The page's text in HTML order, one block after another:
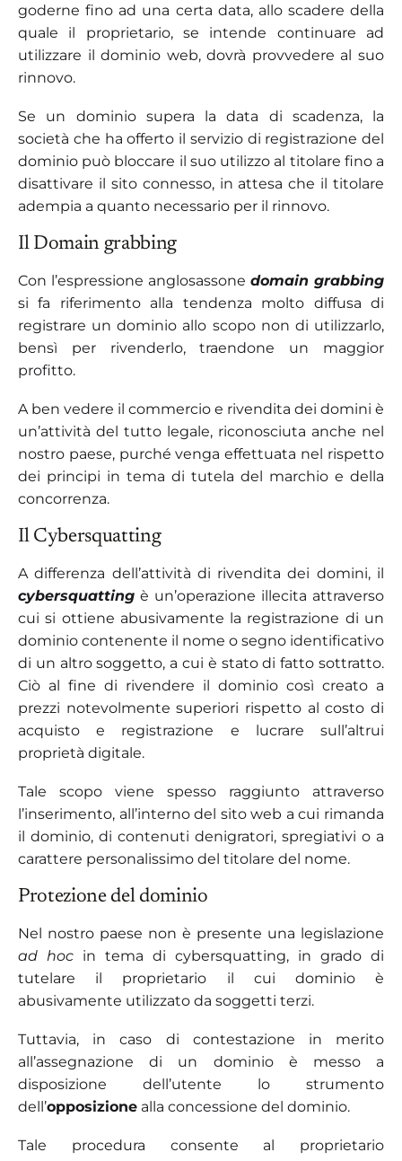
goderne fino ad una certa data, allo scadere della
quale il proprietario, se intende continuare ad
utilizzare il dominio web, dovrà provvedere al suo
rinnovo.
Se un dominio supera la data di scadenza, la
società che ha offerto il servizio di registrazione del
dominio può bloccare il suo utilizzo al titolare fino a
disattivare il sito connesso, in attesa che il titolare
adempia a quanto necessario per il rinnovo.
Il Domain grabbing
Con l’espressione anglosassone domain grabbing
si fa riferimento alla tendenza molto diffusa di
registrare un dominio allo scopo non di utilizzarlo,
bensì per rivenderlo, traendone un maggior
profitto.
A ben vedere il commercio e rivendita dei domini è
un’attività del tutto legale, riconosciuta anche nel
nostro paese, purché venga effettuata nel rispetto
dei principi in tema di tutela del marchio e della
concorrenza.
Il Cybersquatting
A differenza dell’attività di rivendita dei domini, il
cybersquatting è un’operazione illecita attraverso
cui si ottiene abusivamente la registrazione di un
dominio contenente il nome o segno identificativo
di un altro soggetto, a cui è stato di fatto sottratto.
Ciò al fine di rivendere il dominio così creato a
prezzi notevolmente superiori rispetto al costo di
acquisto e registrazione e lucrare sull’altrui
proprietà digitale.
Tale scopo viene spesso raggiunto attraverso
l’inserimento, all’interno del sito web a cui rimanda
il dominio, di contenuti denigratori, spregiativi o a
carattere personalissimo del titolare del nome.
Protezione del dominio
Nel nostro paese non è presente una legislazione
ad hoc in tema di cybersquatting, in grado di
tutelare il proprietario il cui dominio è
abusivamente utilizzato da soggetti terzi.
Tuttavia, in caso di contestazione in merito
all’assegnazione di un dominio è messo a
disposizione dell’utente lo strumento
dell’opposizione alla concessione del dominio.
Tale procedura consente al proprietario